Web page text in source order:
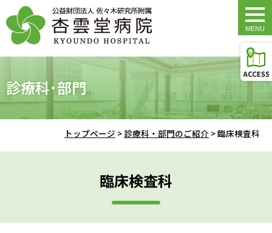
診療科･部門
トップページ >診療科・部門のご紹介 >臨床検査科
臨床検査科